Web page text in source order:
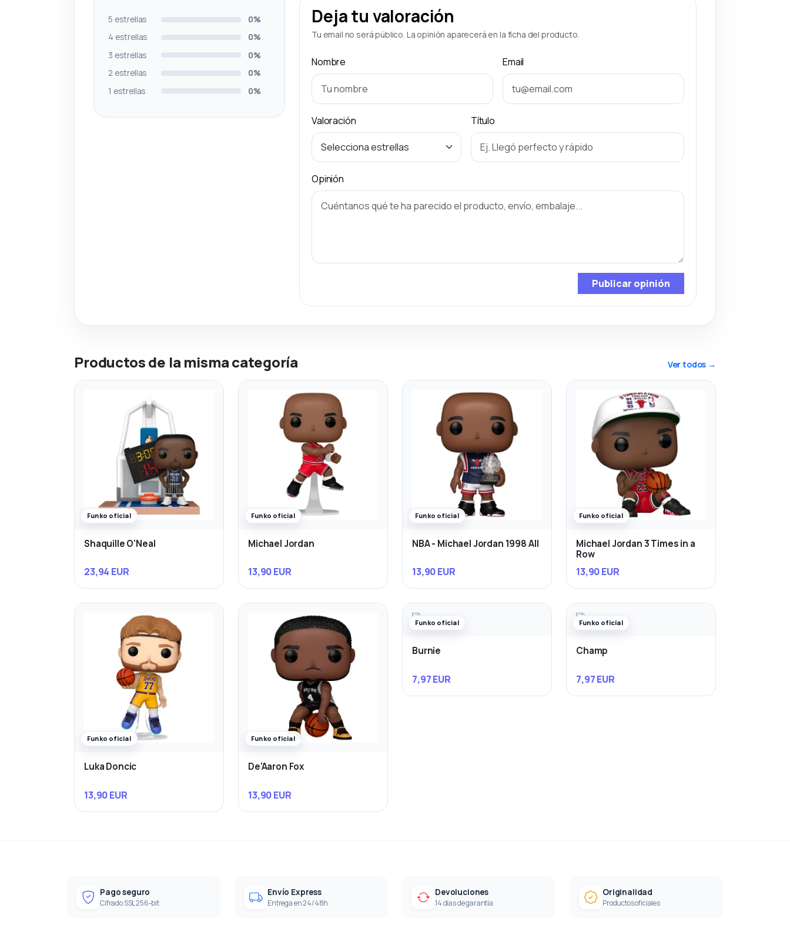
5 estrellas
0%
4 estrellas
0%
3 estrellas
0%
2 estrellas
0%
1 estrellas
0%
Deja tu valoración
Tu email no será público. La opinión aparecerá en la ficha del producto.
Nombre Email
Valoración Título
Opinión
Publicar opinión
Productos de la misma categoría Ver todos →
Funko oficial
Shaquille O'Neal
23,94 EUR
Funko oficial
Michael Jordan
13,90 EUR
Funko oficial
NBA - Michael Jordan 1998 All
13,90 EUR
Funko oficial
Michael Jordan 3 Times in a
Row
13,90 EUR
Funko oficial
Luka Doncic
13,90 EUR
Funko oficial
De'Aaron Fox
13,90 EUR
Funko oficial
Burnie
7,97 EUR
Funko oficial
Champ
7,97 EUR
Pago seguro
Cifrado SSL 256-bit
Envío Express
Entrega en 24/48h
Devoluciones
14 días de garantía
Originalidad
Productos oficiales